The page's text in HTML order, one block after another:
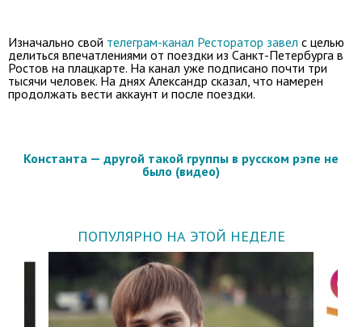
Изначально свой телеграм-канал Ресторатор завел с целью
делиться впечатлениями от поездки из Санкт-Петербурга в
Ростов на плацкарте. На канал уже подписано почти три
тысячи человек. На днях Александр сказал, что намерен
продолжать вести аккаунт и после поездки.
Константа — другой такой группы в русском рэпе не
было (видео)
ПОПУЛЯРНО НА ЭТОЙ НЕДЕЛЕ